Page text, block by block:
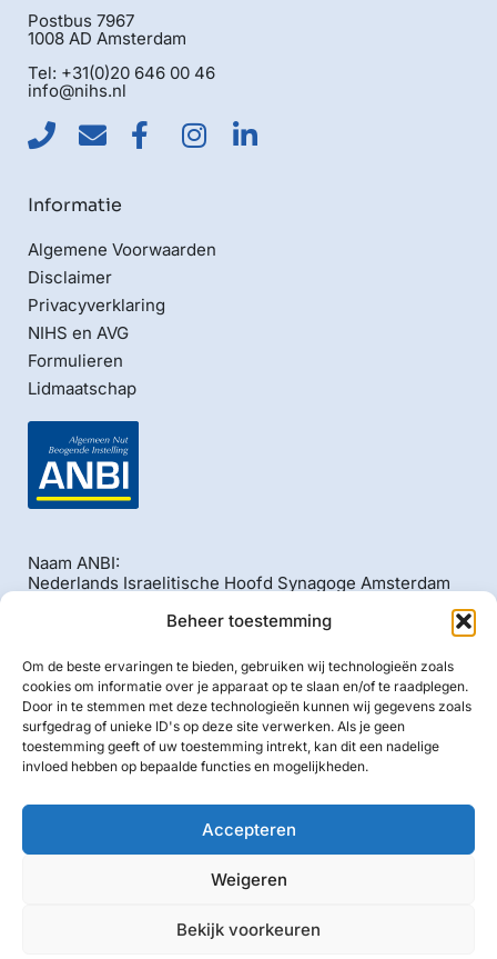
Beheer toestemming
Om de beste ervaringen te bieden, gebruiken wij technologieën zoals
cookies om informatie over je apparaat op te slaan en/of te raadplegen.
Door in te stemmen met deze technologieën kunnen wij gegevens zoals
surfgedrag of unieke ID's op deze site verwerken. Als je geen
toestemming geeft of uw toestemming intrekt, kan dit een nadelige
invloed hebben op bepaalde functies en mogelijkheden.
Accepteren
Weigeren
Bekijk voorkeuren
Postbus 7967
1008 AD Amsterdam
Tel: +31(0)20 646 00 46
info@nihs.nl
Informatie
Algemene Voorwaarden
Disclaimer
Privacyverklaring
NIHS en AVG
Formulieren
Lidmaatschap
Naam ANBI:
Nederlands Israelitische Hoofd Synagoge Amsterdam
RSIN/Fiscaal nummer: 002559870
BIC/SWIFT: ABNANL2A
KvK: 55583709
Copyright © 2026. All rights reserved.